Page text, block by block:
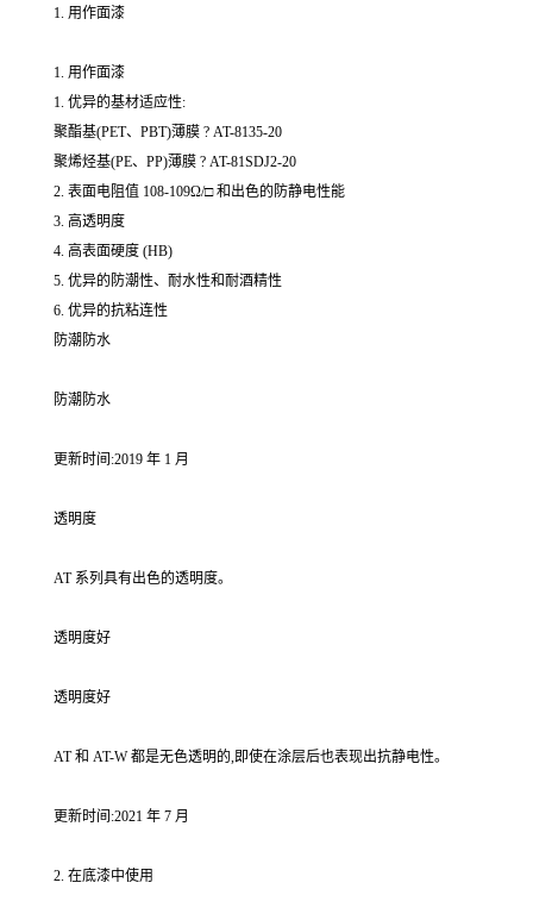
1. 用作面漆
1. 用作面漆
1. 优异的基材适应性:
聚酯基(PET、PBT)薄膜 ? AT-8135-20
聚烯烃基(PE、PP)薄膜 ? AT-81SDJ2-20
2. 表面电阻值 108-109Ω/□ 和出色的防静电性能
3. 高透明度
4. 高表面硬度 (HB)
5. 优异的防潮性、耐水性和耐酒精性
6. 优异的抗粘连性
防潮防水
防潮防水
更新时间:2019 年 1 月
透明度
AT 系列具有出色的透明度。
透明度好
透明度好
AT 和 AT-W 都是无色透明的,即使在涂层后也表现出抗静电性。
更新时间:2021 年 7 月
2. 在底漆中使用